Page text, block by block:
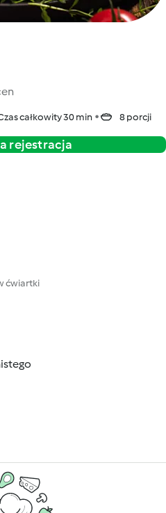
całkowity 30 min 8 porcji
rejestracja
ćwiartki